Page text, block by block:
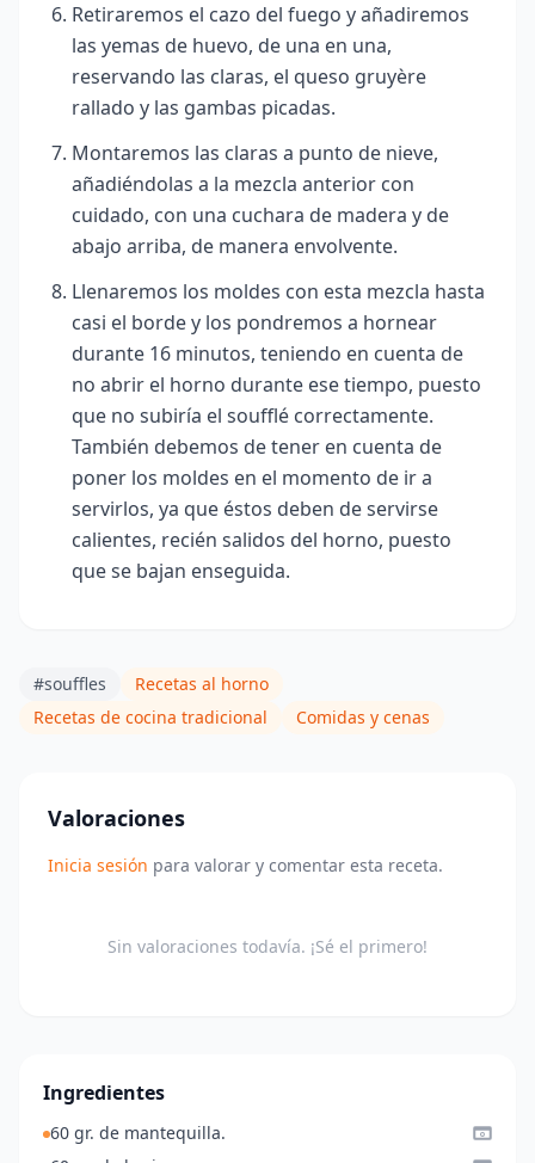
Retiraremos el cazo del fuego y añadiremos
las yemas de huevo, de una en una,
reservando las claras, el queso gruyère
rallado y las gambas picadas.
Montaremos las claras a punto de nieve,
añadiéndolas a la mezcla anterior con
cuidado, con una cuchara de madera y de
abajo arriba, de manera envolvente.
Llenaremos los moldes con esta mezcla hasta
casi el borde y los pondremos a hornear
durante 16 minutos, teniendo en cuenta de
no abrir el horno durante ese tiempo, puesto
que no subiría el soufflé correctamente.
También debemos de tener en cuenta de
poner los moldes en el momento de ir a
servirlos, ya que éstos deben de servirse
calientes, recién salidos del horno, puesto
que se bajan enseguida.
#souffles
Recetas al horno
Recetas de cocina tradicional
Comidas y cenas
Valoraciones
Inicia sesión para valorar y comentar esta receta.
Sin valoraciones todavía. ¡Sé el primero!
Ingredientes
60 gr. de mantequilla.